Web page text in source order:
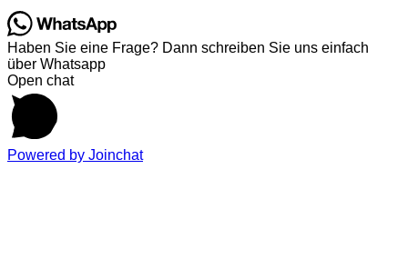
Haben Sie eine Frage? Dann schreiben Sie uns einfach
über Whatsapp
Open chat
Powered by Joinchat